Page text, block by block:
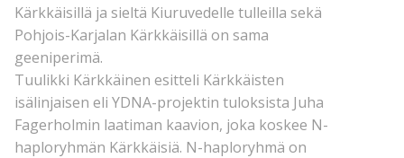
Kärkkäisillä ja sieltä Kiuruvedelle tulleilla sekä
Pohjois-Karjalan Kärkkäisillä on sama
geeniperimä.
Tuulikki Kärkkäinen esitteli Kärkkäisten
isälinjaisen eli YDNA-projektin tuloksista Juha
Fagerholmin laatiman kaavion, joka koskee N-
haploryhmän Kärkkäisiä. N-haploryhmä on